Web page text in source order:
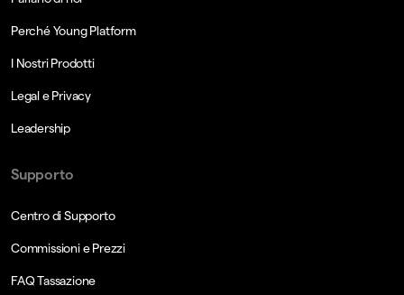
Perché Young Platform
I Nostri Prodotti
Legal e Privacy
Leadership
Supporto
Centro di Supporto
Commissioni e Prezzi
FAQ Tassazione